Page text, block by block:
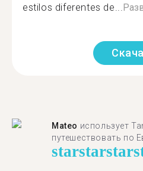
estilos diferentes de...
Mateo использует
путешествовать по
starstarstar